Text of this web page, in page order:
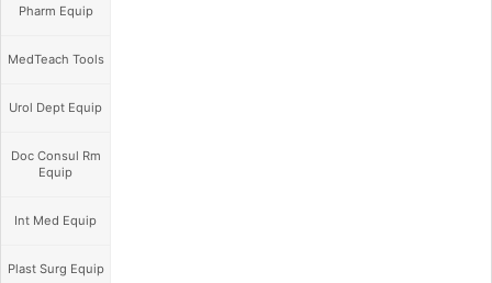
Pharm Equip
MedTeach Tools
Urol Dept Equip
Doc Consul Rm
Equip
Int Med Equip
Plast Surg Equip